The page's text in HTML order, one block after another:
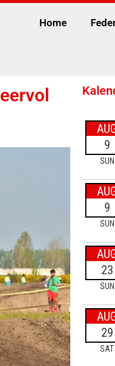
Home
9
SUN
9
SUN
23
SUN
29
SAT